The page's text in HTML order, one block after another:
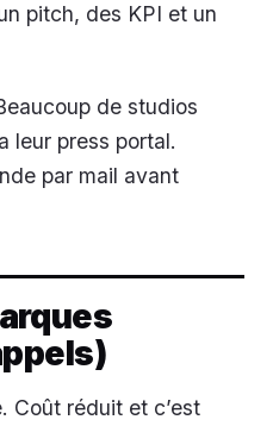
pitch, des KPI et un
de studios
leur press portal.
par mail avant
Coût réduit et c’est